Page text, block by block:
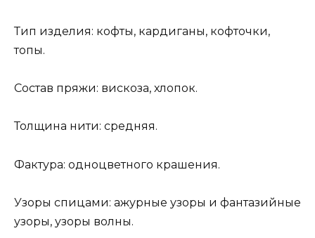
Тип изделия: кофты, кардиганы, кофточки,
топы.
Состав пряжи: вискоза, хлопок.
Толщина нити: средняя.
Фактура: одноцветного крашения.
Узоры спицами: ажурные узоры и фантазийные
узоры, узоры волны.